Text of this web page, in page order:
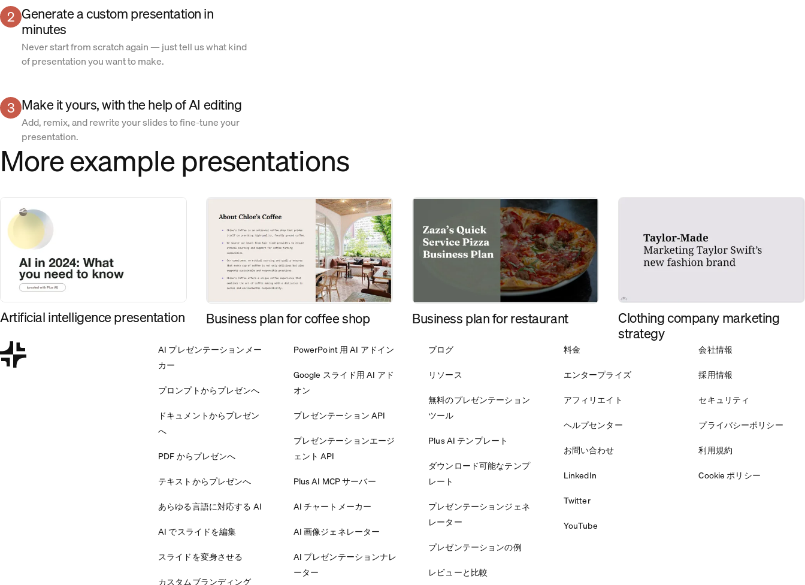
2 Generate a custom presentation in
minutes
Never start from scratch again — just tell us what kind
of presentation you want to make.
3 Make it yours, with the help of AI editing
Add, remix, and rewrite your slides to fine-tune your
presentation.
More example presentations
Artificial intelligence presentation Business plan for coffee shop Business plan for restaurant Clothing company marketing
strategy
AI プレゼンテーションメー
カー
プロンプトからプレゼンへ
ドキュメントからプレゼン
へ
PDF からプレゼンへ
テキストからプレゼンへ
あらゆる言語に対応する AI
AI でスライドを編集
スライドを変身させる
カスタムブランディング
PowerPoint 用 AI アドイン
Google スライド用 AI アド
オン
プレゼンテーション API
プレゼンテーションエージ
ェント API
Plus AI MCP サーバー
AI チャートメーカー
AI 画像ジェネレーター
AI プレゼンテーションナレ
ーター
ブログ
リソース
無料のプレゼンテーション
ツール
Plus AI テンプレート
ダウンロード可能なテンプ
レート
プレゼンテーションジェネ
レーター
プレゼンテーションの例
レビューと比較
料金
エンタープライズ
アフィリエイト
ヘルプセンター
お問い合わせ
LinkedIn
Twitter
YouTube
会社情報
採用情報
セキュリティ
プライバシーポリシー
利用規約
Cookie ポリシー